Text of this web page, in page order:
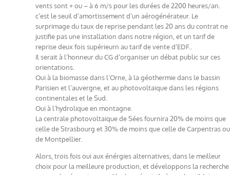
vents sont + ou – à 6 m/s pour les durées de 2200 heures/an.
c’est le seuil d’amortissement d’un aérogénérateur. Le
surprimage du taux de reprise pendant les 20 ans du contrat ne
justifie pas une installation dans notre région, et un tarif de
reprise deux fois supérieurn au tarif de vente d’EDF..
Il serait à l’honneur du CG d’organiser un débat public sur ces
orientations.
Oui à la biomasse dans l’Orne, à la géothermie dans le bassin
Parisien et l’auvergne, et au photovoltaique dans les régions
continentales et le Sud.
Oui à l’hydrolique en montagne.
La centrale photovoltaique de Sées fournira 20% de moins que
celle de Strasbourg et 30% de moins que celle de Carpentras ou
de Montpellier.
Alors, trois fois oui aux énérgies alternatives, dans le meilleur
choix pour la meilleure production, et développons la recherche